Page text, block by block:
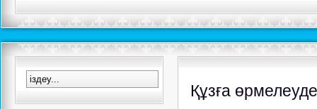
Құзға
Киокушинкай карате
Сомдалу
Құзға өрмелеу
Таеквондо
Жекпе-жек сайысы